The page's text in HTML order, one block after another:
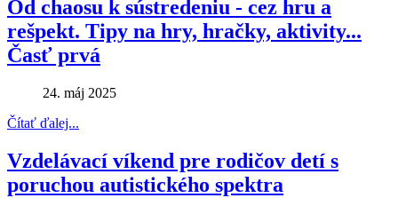
Od chaosu k sústredeniu - cez hru a
rešpekt. Tipy na hry, hračky, aktivity...
Časť prvá
24. máj 2025
Čítať ďalej...
Vzdelávací víkend pre rodičov detí s
poruchou autistického spektra